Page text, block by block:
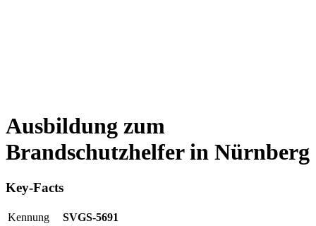
Ausbildung zum
Brandschutzhelfer in Nürnberg
Key-Facts
Kennung
SVGS-5691